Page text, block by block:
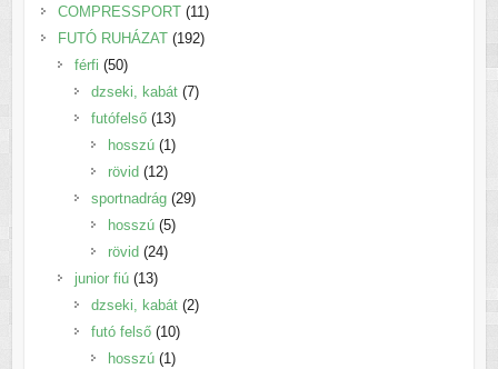
termék
COMPRESSPORT 1111
termék
FUTÓ RUHÁZAT 192192
férfi 5050
termék
dzseki, kabát 77
futófelső 1313
termék
hosszú 11
rövid 1212
termék
sportnadrág 2929
hosszú 55
rövid 2424
junior fiú 1313
termék
dzseki, kabát 22
futó felső 1010
termék
hosszú 11